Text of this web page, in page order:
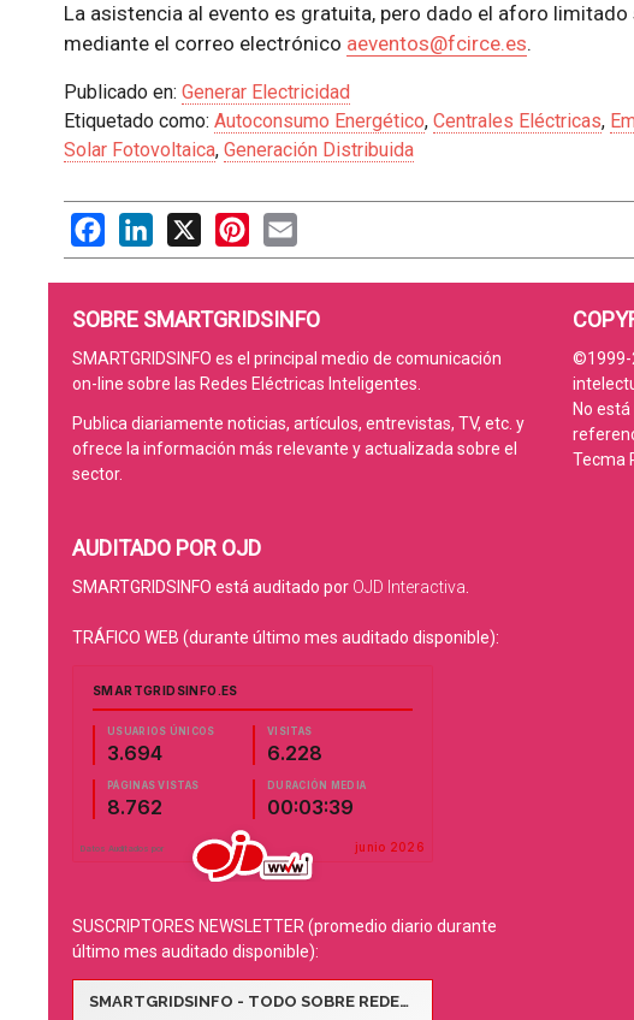
La asistencia al evento es gratuita, pero dado el aforo
mediante el correo electrónico aeventos@fcirce.es.
Publicado en: Generar Electricidad
Etiquetado como: Autoconsumo Energético, Centrales Eléctricas,
Solar Fotovoltaica, Generación Distribuida
FacebookLinkedIn
X PinterestEmail
SOBRE SMARTGRIDSINFO
SMARTGRIDSINFO es el principal medio de comunicación
on-line sobre las Redes Eléctricas Inteligentes.
Publica diariamente noticias, artículos, entrevistas, TV, etc. y
ofrece la información más relevante y actualizada sobre el
sector.
AUDITADO POR OJD
SMARTGRIDSINFO está auditado por OJD Interactiva
TRÁFICO WEB (durante último mes auditado disponible):
SUSCRIPTORES NEWSLETTER (promedio diario durante
último mes auditado disponible):
©1999-
No
Tecma